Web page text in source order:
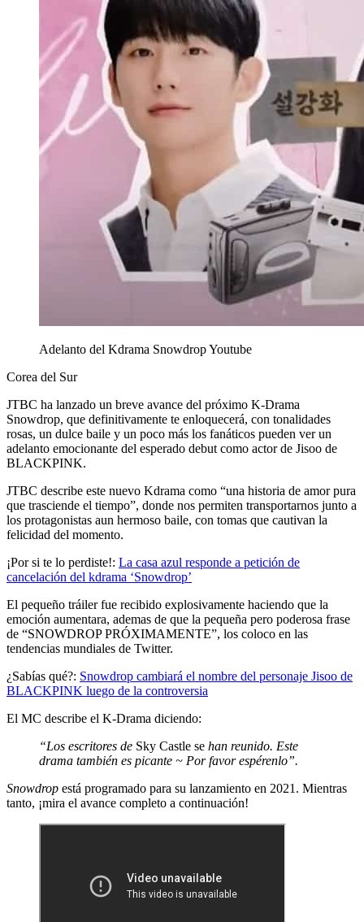
Adelanto del Kdrama SnowdropYoutube
Corea del Sur
JTBC ha lanzado un breve avance del próximo K-Drama
Snowdrop, que definitivamente te enloquecerá, con tonalidades
rosas, un dulce baile y un poco más los fanáticos pueden ver un
adelanto emocionante del esperado debut como actor de Jisoo de
BLACKPINK.
JTBC describe este nuevo Kdrama como “una historia de amor pura
que trasciende el tiempo”, donde nos permiten transportarnos junto a
los protagonistas aun hermoso baile, con tomas que cautivan la
felicidad del momento.
¡Por si te lo perdiste!: La casa azul responde a petición de
cancelación del kdrama ‘Snowdrop’
El pequeño tráiler fue recibido explosivamente haciendo que la
emoción aumentara, ademas de que la pequeña pero poderosa frase
de “SNOWDROP PRÓXIMAMENTE”, los coloco en las
tendencias mundiales de Twitter.
¿Sabías qué?: Snowdrop cambiará el nombre del personaje Jisoo de
BLACKPINK luego de la controversia
El MC describe el K-Drama diciendo:
“Los escritores de Sky Castle se han reunido. Este
drama también es picante ~ Por favor espérenlo”.
Snowdrop está programado para su lanzamiento en 2021. Mientras
tanto, ¡mira el avance completo a continuación!